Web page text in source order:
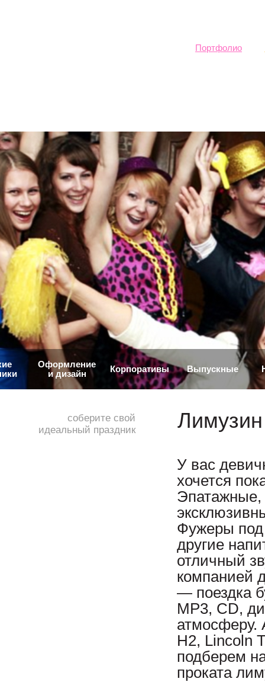
Портфолио
Оформление
и дизайн
Корпоративы Выпускные
Лимузин
соберите свой
идеальный праздник
У вас
хочется
Эпатажные,
Фужеры под
другие
отличный
компанией
— поездка
MP3, CD,
атмосферу.
H2, Lincoln
подберем
проката